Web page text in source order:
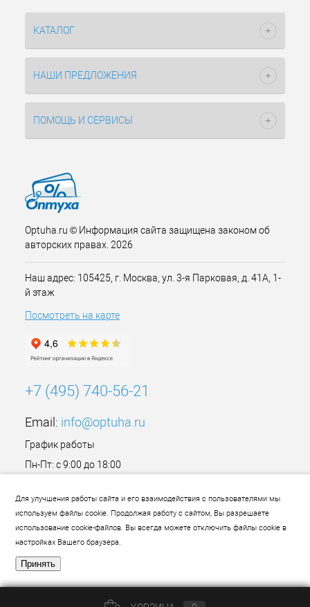
Для улучшения работы сайта и его взаимодействия с пользователями мы
используем файлы cookie. Продолжая работу с сайтом, Вы разрешаете
использование cookie-файлов. Вы всегда можете отключить файлы cookie в
настройках Вашего браузера.
Принять
КАТАЛОГ
НАШИ ПРЕДЛОЖЕНИЯ
ПОМОЩЬ И СЕРВИСЫ
Optuha.ru © Информация сайта защищена законом об
авторских правах. 2026
Наш адрес: 105425, г. Москва, ул. 3-я Парковая, д. 41А, 1-
й этаж
Посмотреть на карте
+7 (495) 740-56-21
Email: info@optuha.ru
График работы
Пн-Пт: с 9:00 до 18:00